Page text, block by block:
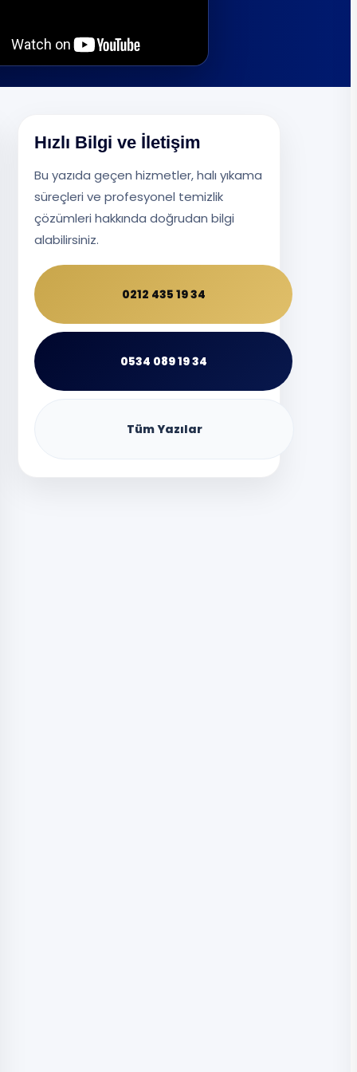
Hızlı Bilgi ve İletişim
Bu yazıda geçen hizmetler, halı yıkama
süreçleri ve profesyonel temizlik
çözümleri hakkında doğrudan bilgi
alabilirsiniz.
0212 435 19 34
0534 089 19 34
Tüm Yazılar